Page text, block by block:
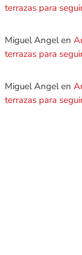
terrazas para
Miguel Angelen
terrazas para
Miguel Angelen
terrazas para